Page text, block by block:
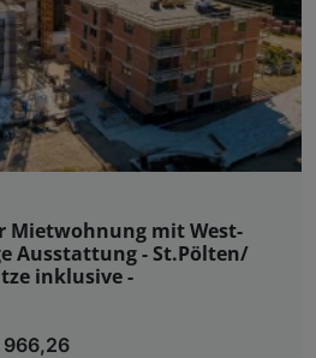
Mietwohnung mit West-
Ausstattung - St.Pölten/
inklusive -
966,26